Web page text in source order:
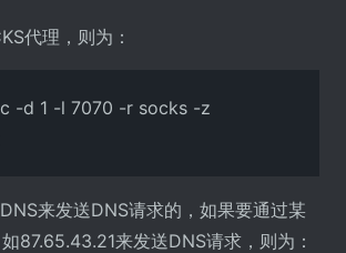
代理，则为：
-d 1 -l 7070 -r socks -z
来发送DNS请求的，如果要通过某
87.65.43.21来发送DNS请求，则为：